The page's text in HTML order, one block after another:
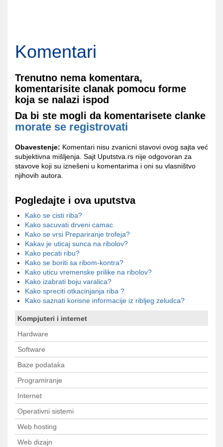
Komentari
Trenutno nema komentara,
komentarisite clanak pomocu forme
koja se nalazi ispod
Da bi ste mogli da komentarisete clanke
morate se registrovati
Obavestenje: Komentari nisu zvanicni stavovi ovog sajta već
subjektivna mišljenja. Sajt Uputstva.rs nije odgovoran za
stavove koji su iznešeni u komentarima i oni su vlasništvo
njihovih autora.
Pogledajte i ova uputstva
Kako se cisti riba?
Kako sacuvati drveni camac
Kako se vrsi Prepariranje trofeja?
Kakav je uticaj sunca na ribolov?
Kako pecati ribu?
Kako se boriti sa ribom-kontra?
Kako uticu vremenske prilike na ribolov?
Kako izabrati boju varalica?
Kako spreciti otkacinjanja riba ?
Kako saznati korisne informacije iz ribljeg zeludca?
Kompjuteri i internet
Hardware
Software
Baze podataka
Programiranje
Internet
Operativni sistemi
Web hosting
Web dizajn